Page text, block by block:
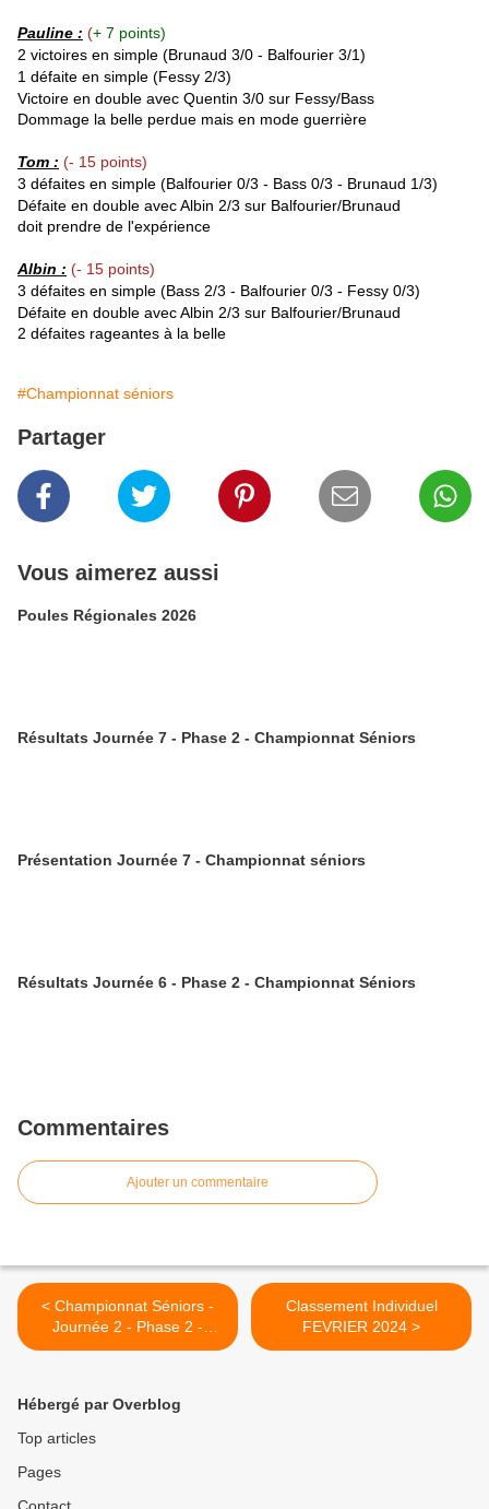
Pauline : (+ 7 points)
2 victoires en simple (Brunaud 3/0 - Balfourier 3/1)
1 défaite en simple (Fessy 2/3)
Victoire en double avec Quentin 3/0 sur Fessy/Bass
Dommage la belle perdue mais en mode guerrière
Tom : (- 15 points)
3 défaites en simple (Balfourier 0/3 - Bass 0/3 - Brunaud 1/3)
Défaite en double avec Albin 2/3 sur Balfourier/Brunaud
doit prendre de l'expérience
Albin : (- 15 points)
3 défaites en simple (Bass 2/3 - Balfourier 0/3 - Fessy 0/3)
Défaite en double avec Albin 2/3 sur Balfourier/Brunaud
2 défaites rageantes à la belle
#Championnat séniors
Partager
Vous aimerez aussi
Poules Régionales 2026
Résultats Journée 7 - Phase 2 - Championnat Séniors
Présentation Journée 7 - Championnat séniors
Résultats Journée 6 - Phase 2 - Championnat Séniors
Commentaires
Ajouter un commentaire
< Championnat Séniors -
Journée 2 - Phase 2 -
Saison 2023-2024
Classement Individuel
FEVRIER 2024 >
Hébergé par Overblog
Top articles
Pages